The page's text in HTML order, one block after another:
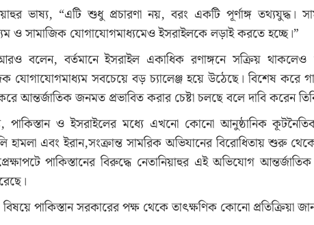
ভাষ্য, “এটি শুধু প্রচারণা নয়, বরং একটি পূর্ণাঙ্গ তথ্যযুদ্ধ।
ও সামাজিক যোগাযোগমাধ্যমেও ইসরাইলকে লড়াই করতে হচ্ছে।”
বলেন, বর্তমানে ইসরাইল একাধিক রণাঙ্গনে সক্রিয় থাকলেও
যোগাযোগমাধ্যম সবচেয়ে বড় চ্যালেঞ্জ হয়ে উঠেছে। বিশেষ করে
আন্তর্জাতিক জনমত প্রভাবিত করার চেষ্টা চলছে বলে দাবি করেন
পাকিস্তান ও ইসরাইলের মধ্যে এখনো কোনো আনুষ্ঠানিক
হামলা এবং ইরান,সংক্রান্ত সামরিক অভিযানের বিরোধিতায় শুরু
পাকিস্তানের বিরুদ্ধে নেতানিয়াহুর এই অভিযোগ
পাকিস্তান সরকারের পক্ষ থেকে তাৎক্ষণিক কোনো প্রতিক্রিয়া